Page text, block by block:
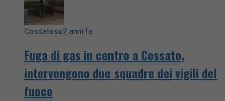
Cossatese2 anni fa
Fuga di gas in centro a Cossato,
intervengono due squadre dei vigili del
fuoco